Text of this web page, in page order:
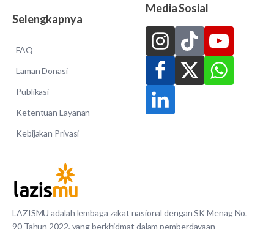
LAZISMU adalah lembaga zakat nasional dengan SK Menag No.
90 Tahun 2022, yang berkhidmat dalam pemberdayaan
Selengkapnya
FAQ
Laman Donasi
Publikasi
Ketentuan Layanan
Kebijakan Privasi
Media Sosial